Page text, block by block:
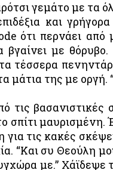
γεμάτο με τα
και
ότι περνάει από
με θόρυβο.
τέσσερα
μάτια της με
τις βασανιστικές
σπίτι
τις κακές
“Και συ Θεούλη
με.” Χάϊδεψε